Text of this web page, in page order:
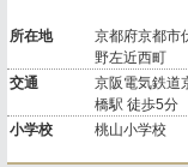
所在地
京都府京都市
野左近西町
交通
京阪電気鉄道
橋駅 徒歩5分
小学校 桃山小学校